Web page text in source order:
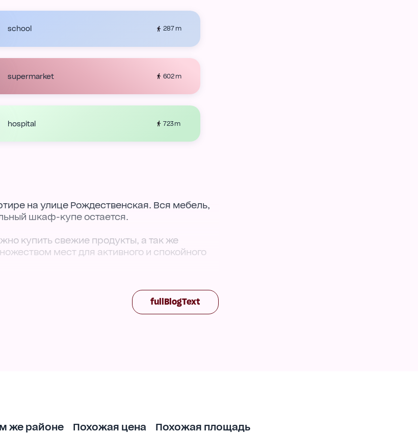
school 287 m
supermarket 602 m
hospital 723 m
на улице Рождественская. Вся мебель,
шкаф-купе остается.
купить свежие продукты, а так же
мест для активного и спокойного
fullBlogText
же районе Похожая цена Похожая площадь